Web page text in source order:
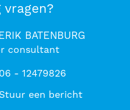
vragen?
BATENBURG
consultant
06 - 12479826
Stuur een bericht